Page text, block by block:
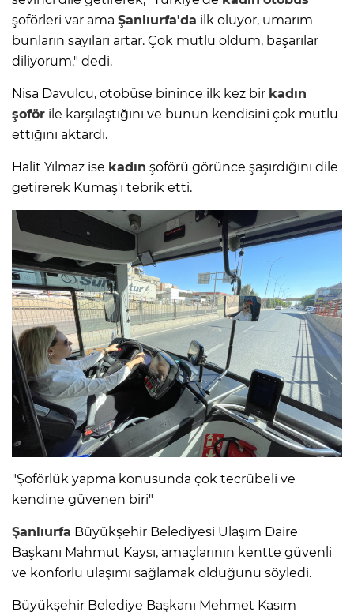
şoförleri var ama Şanlıurfa'da ilk oluyor, umarım
bunların sayıları artar. Çok mutlu oldum, başarılar
diliyorum." dedi.
Nisa Davulcu, otobüse binince ilk kez bir kadın
şoför ile karşılaştığını ve bunun kendisini çok mutlu
ettiğini aktardı.
Halit Yılmaz ise kadın şoförü görünce şaşırdığını dile
getirerek Kumaş'ı tebrik etti.
"Şoförlük yapma konusunda çok tecrübeli ve
kendine güvenen biri"
Şanlıurfa Büyükşehir Belediyesi Ulaşım Daire
Başkanı Mahmut Kaysı, amaçlarının kentte güvenli
ve konforlu ulaşımı sağlamak olduğunu söyledi.
Büyükşehir Belediye Başkanı Mehmet Kasım